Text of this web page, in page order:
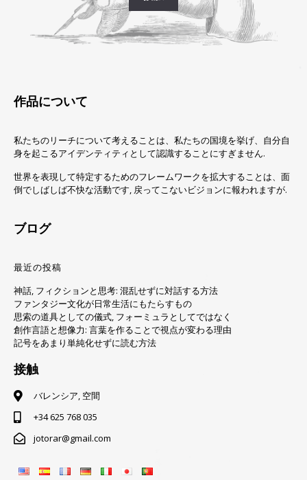
作品について
私たちのリーチについて考えることは、私たちの国境を挙げ、自分自
身を起こるアイデンティティとして認識することにすぎません.
世界を表現して特定するためのフレームワークを拡大することは、面
倒でしばしば不快な活動です, 戻ってこないビジョンに報われますが.
ブログ
最近の投稿
神話, フィクションと思考: 混乱せずに対話する方法
ファンタジー文化が日常生活にもたらすもの
思索の道具としての儀式, フォーミュラとしてではなく
創作言語と想像力: 言葉を作ることで視点が変わる理由
記号をあまり単純化せずに読む方法
接触
バレンシア, 空間
+34 625 768 035
jotorar@gmail.com